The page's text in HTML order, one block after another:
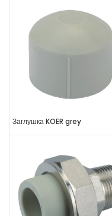
Заглушка KOER grey